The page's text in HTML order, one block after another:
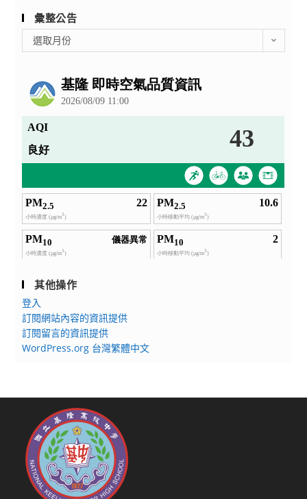
彙整公告
整
選取月份
其他操作
登入
訂閱網站內容的資訊提供
訂閱留言的資訊提供
WordPress.org 台灣繁體中文